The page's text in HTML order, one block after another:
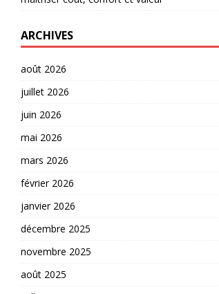
ARCHIVES
août 2026
juillet 2026
juin 2026
mai 2026
mars 2026
février 2026
janvier 2026
décembre 2025
novembre 2025
août 2025